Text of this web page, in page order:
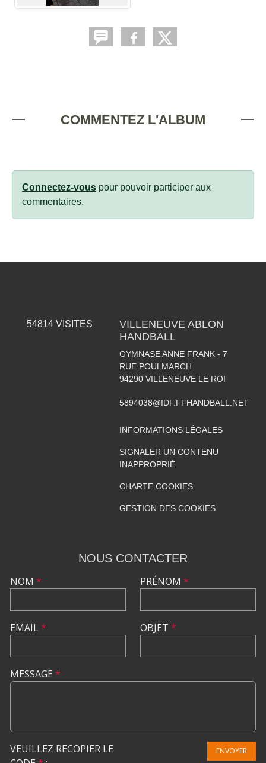
COMMENTEZ L'ALBUM
Connectez-vous pour pouvoir participer aux
commentaires.
54814VISITES
VILLENEUVE ABLON
HANDBALL
GYMNASE ANNE FRANK - 7
RUE POULMARCH
94290 VILLENEUVE LE ROI
5894038@IDF.FFHANDBALL.NET
INFORMATIONS LÉGALES
SIGNALER UN CONTENU
INAPPROPRIÉ
CHARTE COOKIES
GESTION DES COOKIES
NOUS CONTACTER
NOM *
EMAIL*
PRÉNOM *
OBJET *
MESSAGE *
VEUILLEZ RECOPIER LE
ENVOYER